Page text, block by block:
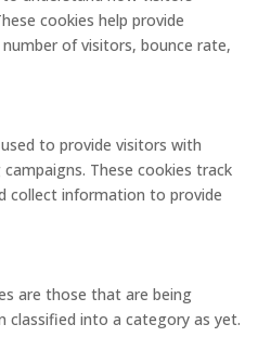
cookies help provide
of visitors, bounce rate,
to provide visitors with
These cookies track
collect information to provide
are those that are being
classified into a category as yet.